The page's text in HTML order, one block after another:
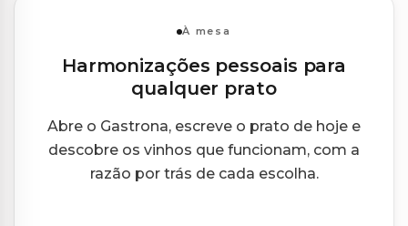
À mesa
Harmonizações pessoais para
qualquer prato
Abre o Gastrona, escreve o prato de hoje e
descobre os vinhos que funcionam, com a
razão por trás de cada escolha.